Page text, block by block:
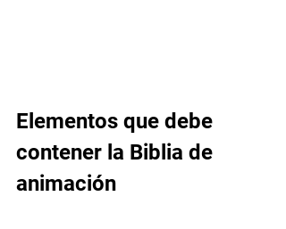
Elementos que debe
contener la Biblia de
animación